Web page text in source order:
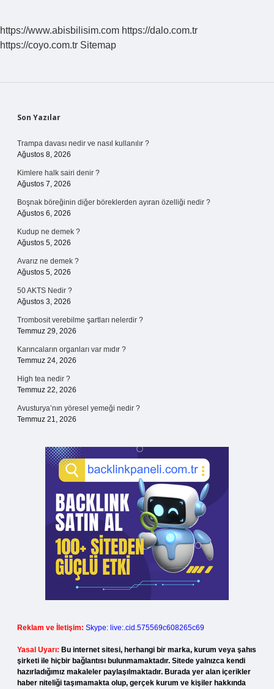
https://www.abisbilisim.com https://dalo.com.tr
https://coyo.com.tr Sitemap
Sidebar
Son Yazılar
Trampa davası nedir ve nasıl kullanılır ?
Ağustos 8, 2026
Kimlere halk sairi denir ?
Ağustos 7, 2026
Boşnak böreğinin diğer böreklerden ayıran özelliği nedir ?
Ağustos 6, 2026
Kudup ne demek ?
Ağustos 5, 2026
Avarız ne demek ?
Ağustos 5, 2026
50 AKTS Nedir ?
Ağustos 3, 2026
Trombosit verebilme şartları nelerdir ?
Temmuz 29, 2026
Karıncaların organları var mıdır ?
Temmuz 24, 2026
High tea nedir ?
Temmuz 22, 2026
Avusturya’nın yöresel yemeği nedir ?
Temmuz 21, 2026
Reklam ve İletişim: Skype: live:.cid.575569c608265c69
Yasal Uyarı: Bu internet sitesi, herhangi bir marka, kurum veya şahıs
şirketi ile hiçbir bağlantısı bulunmamaktadır. Sitede yalnızca kendi
hazırladığımız makaleler paylaşılmaktadır. Burada yer alan içerikler
haber niteliği taşımamakta olup, gerçek kurum ve kişiler hakkında